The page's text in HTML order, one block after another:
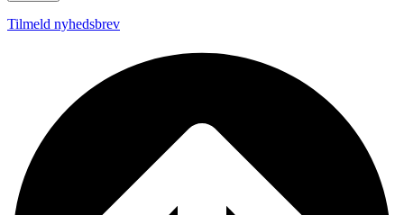
Tilmeld nyhedsbrev